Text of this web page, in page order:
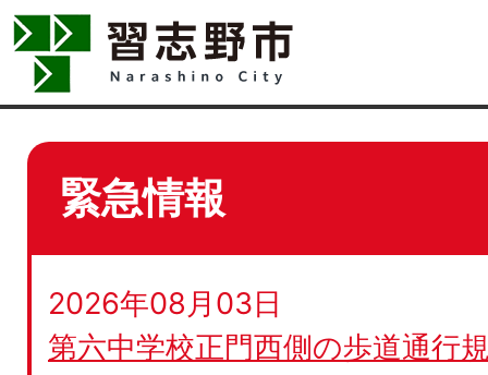
緊急情報
2026年08月03日
第六中学校正門西側の歩道通行